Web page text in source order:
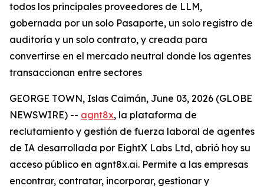
todos los principales proveedores de LLM,
gobernada por un solo Pasaporte, un solo registro de
auditoría y un solo contrato, y creada para
convertirse en el mercado neutral donde los agentes
transaccionan entre sectores
GEORGE TOWN, Islas Caimán, June 03, 2026 (GLOBE
NEWSWIRE) -- agnt8x, la plataforma de
reclutamiento y gestión de fuerza laboral de agentes
de IA desarrollada por EightX Labs Ltd, abrió hoy su
acceso público en agnt8x.ai. Permite a las empresas
encontrar, contratar, incorporar, gestionar y